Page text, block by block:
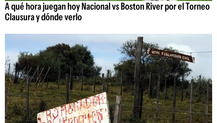
A qué hora juegan hoy Nacional vs Boston River por el Torneo
Clausura y dónde verlo